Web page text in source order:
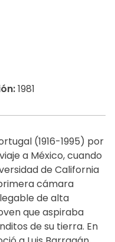
1981
(1916-1995) por
a México, cuando
de California
cámara
de alta
que aspiraba
de su tierra. En